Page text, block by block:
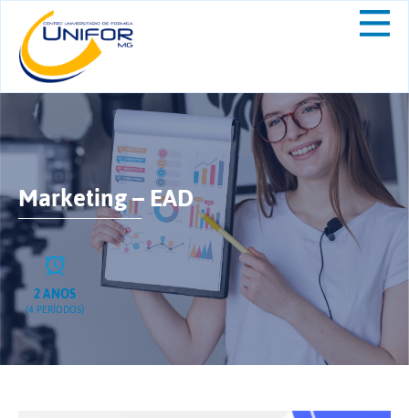
Marketing – EAD
2 ANOS
(4 PERÍODOS)